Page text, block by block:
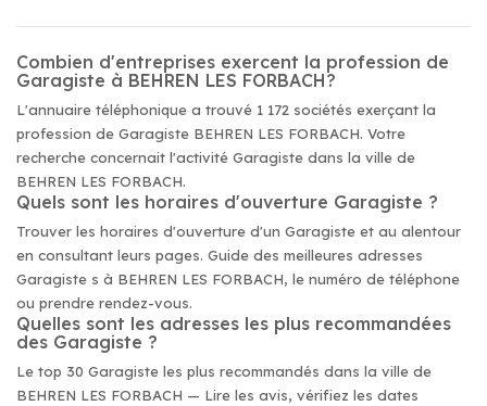
Combien d'entreprises exercent la profession de
Garagiste à BEHREN LES FORBACH?
L'annuaire téléphonique a trouvé 1 172 sociétés exerçant la
profession de Garagiste BEHREN LES FORBACH. Votre
recherche concernait l'activité Garagiste dans la ville de
BEHREN LES FORBACH.
Quels sont les horaires d'ouverture Garagiste ?
Trouver les horaires d'ouverture d'un Garagiste et au alentour
en consultant leurs pages. Guide des meilleures adresses
Garagiste s à BEHREN LES FORBACH, le numéro de téléphone
ou prendre rendez-vous.
Quelles sont les adresses les plus recommandées
des Garagiste ?
Le top 30 Garagiste les plus recommandés dans la ville de
BEHREN LES FORBACH — Lire les avis, vérifiez les dates